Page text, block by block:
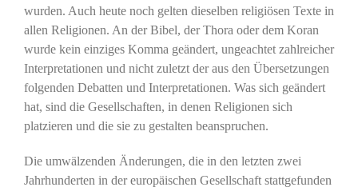
wurden. Auch heute noch gelten dieselben religiösen Texte in
allen Religionen. An der Bibel, der Thora oder dem Koran
wurde kein einziges Komma geändert, ungeachtet zahlreicher
Interpretationen und nicht zuletzt der aus den Übersetzungen
folgenden Debatten und Interpretationen. Was sich geändert
hat, sind die Gesellschaften, in denen Religionen sich
platzieren und die sie zu gestalten beanspruchen.
Die umwälzenden Änderungen, die in den letzten zwei
Jahrhunderten in der europäischen Gesellschaft stattgefunden